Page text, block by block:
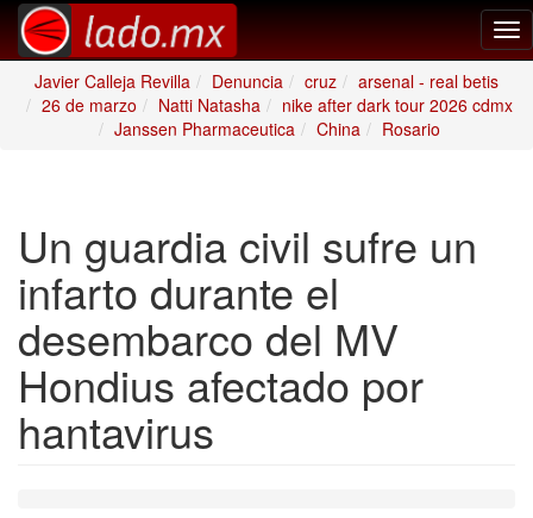
Javier Calleja Revilla
Denuncia cruz
arsenal - real betis
26 de marzo
Natti Natasha
nike after dark tour 2026 cdmx
Janssen Pharmaceutica
China Rosario
Un guardia civil sufre un
infarto durante el
desembarco del MV
Hondius afectado por
hantavirus